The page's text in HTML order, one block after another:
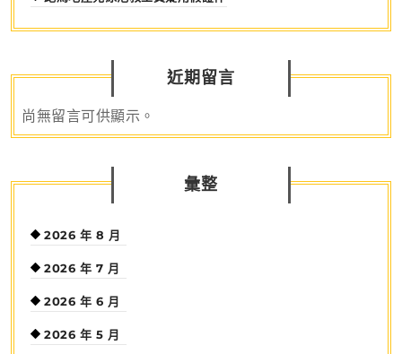
近期留言
尚無留言可供顯示。
彙整
2026 年 8 月
2026 年 7 月
2026 年 6 月
2026 年 5 月